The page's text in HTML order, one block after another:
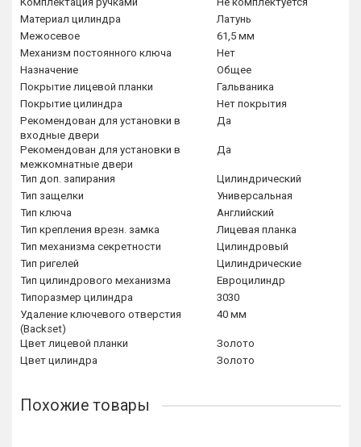
Материал цилиндра
Латунь
Межосевое
61,5 мм
Механизм постоянного ключа
Нет
Назначение
Общее
Покрытие лицевой планки
Гальваника
Покрытие цилиндра
Нет покрытия
Рекомендован для установки в
входные двери
Да
Рекомендован для установки в
межкомнатные двери
Да
Тип доп. запирания
Цилиндрический
Тип защелки
Универсальная
Тип ключа
Английский
Тип крепления врезн. замка
Лицевая планка
Тип механизма секретности
Цилиндровый
Тип ригелей
Цилиндрические
Тип цилиндрового механизма
Евроцилиндр
Типоразмер цилиндра
3030
Удаление ключевого отверстия
(Backset)
40 мм
Цвет лицевой планки
Золото
Цвет цилиндра
Золото
Похожие товары